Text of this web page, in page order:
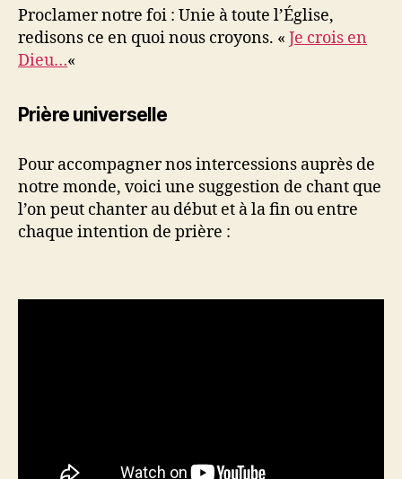
Proclamer notre foi : Unie à toute l’Église,
redisons ce en quoi nous croyons. « Je crois en
Dieu…«
Prière universelle
Pour accompagner nos intercessions auprès de
notre monde, voici une suggestion de chant que
l’on peut chanter au début et à la fin ou entre
chaque intention de prière :